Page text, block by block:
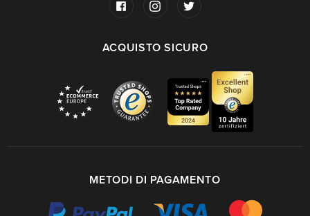
ACQUISTO SICURO
METODI DI PAGAMENTO